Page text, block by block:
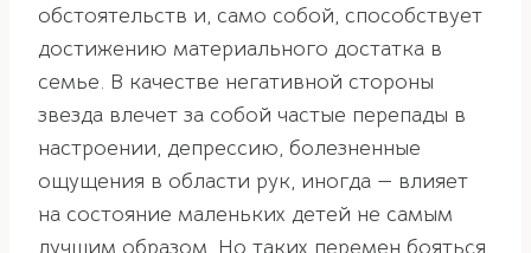
обстоятельств и, само собой, способствует
достижению материального достатка в
семье. В качестве негативной стороны
звезда влечет за собой частые перепады в
настроении, депрессию, болезненные
ощущения в области рук, иногда — влияет
на состояние маленьких детей не самым
лучшим образом. Но таких перемен бояться